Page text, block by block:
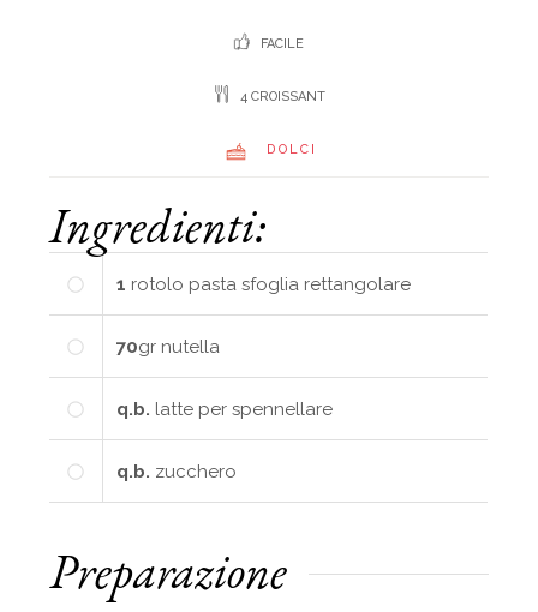
FACILE
4 CROISSANT
DOLCI
Ingredienti:
1 rotolo pasta sfoglia rettangolare
70gr nutella
q.b. latte per spennellare
q.b. zucchero
Preparazione